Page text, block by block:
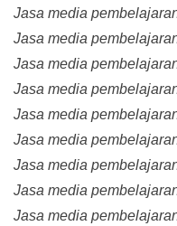
Jasa media
Jasa media
Jasa media
Jasa media
Jasa media
Jasa media
Jasa media
Jasa media
Jasa media